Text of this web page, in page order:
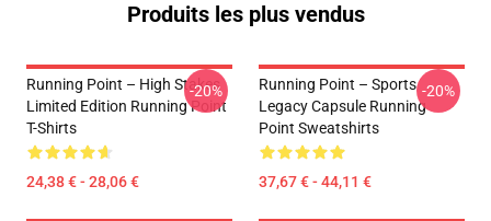
Produits les plus vendus
Running Point – High Stakes
Limited Edition Running Point
T-Shirts
24,38 € - 28,06 €
-20%
Running Point – Sports
Legacy Capsule Running
Point Sweatshirts
37,67 € - 44,11 €
-20%